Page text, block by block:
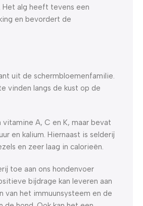
Het alg heeft tevens een
en bevordert de
uit de schermbloemenfamilie.
vinden langs de kust op de
vitamine A, C en K, maar bevat
en kalium. Hiernaast is selderij
en zeer laag in calorieën.
toe aan ons hondenvoer
bijdrage kan leveren aan
van het immuunsysteem en de